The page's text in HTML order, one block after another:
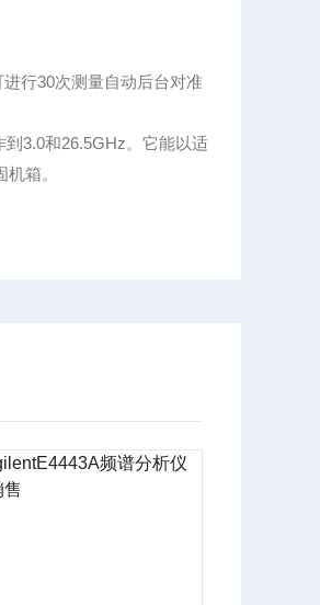
行30次测量自动后台对准
3.0和26.5GHz。它能以适
箱。